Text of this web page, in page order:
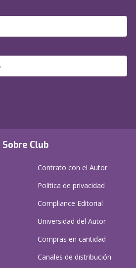
Sobre Club
Contrato con el Autor
Política de privacidad
Compliance Editorial
Universidad del Autor
Compras en cantidad
Canales de distribución